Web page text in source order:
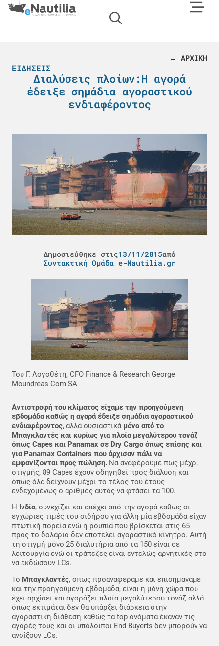
← ΑΡΧΙΚΗ
ΕΙΔΉΣΕΙΣ
Διαλύσεις πλοίων:Η αγορά
έδειξε σημάδια αγοραστικού
ενδιαφέροντος
Δημοσιεύθηκε στις13/11/2015από
Συντακτική Ομάδα e-Nautilia.gr
Του Γ. Λογοθέτη, CFO Finance & Research George
Moundreas Com SA
Αντιστροφή του κλίματος είχαμε την προηγούμενη
εβδομάδα καθώς η αγορά έδειξε σημάδια αγοραστικού
ενδιαφέροντος, αλλά ουσιαστικά μόνο από το
Μπαγκλαντές και κυρίως για πλοία μεγαλύτερου τονάζ
όπως Capes και Panamax σε Dry Cargo όπως επίσης και
για Panamax Containers που άρχισαν πάλι να
εμφανίζονται προς πώληση. Να αναφέρουμε πως μέχρι
στιγμής, 89 Capes έχουν οδηγηθεί προς διάλυση και
όπως όλα δείχνουν μέχρι το τέλος του έτους
ενδεχομένως ο αριθμός αυτός να φτάσει τα 100.
Η Ινδία, συνεχίζει και απέχει από την αγορά καθώς οι
εγχώριες τιμές του σιδήρου για άλλη μία εβδομάδα είχαν
πτωτική πορεία ενώ η ρουπία που βρίσκεται στις 65
προς το δολάριο δεν αποτελεί αγοραστικό κίνητρο. Αυτή
τη στιγμή μόνο 25 διαλυτήρια από τα 150 είναι σε
λειτουργία ενώ οι τράπεζες είναι εντελώς αρνητικές στο
να εκδώσουν LCs.
Το Μπαγκλαντές, όπως προαναφέραμε και επισημάναμε
και την προηγούμενη εβδομάδα, είναι η μόνη χώρα που
έχει αρχίσει και αγοράζει πλοία μεγαλύτερου τονάζ αλλά
όπως εκτιμάται δεν θα υπάρξει διάρκεια στην
αγοραστική διάθεση καθώς τα top ονόματα έκαναν τις
αγορές τους και οι υπόλοιποι End Buyerts δεν μπορούν να
ανοίξουν LCs.